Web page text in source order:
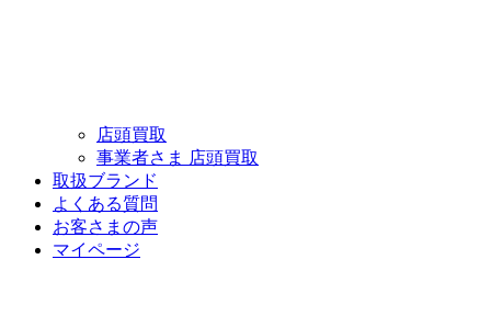
店頭買取
事業者さま 店頭買取
取扱ブランド
よくある質問
お客さまの声
マイページ